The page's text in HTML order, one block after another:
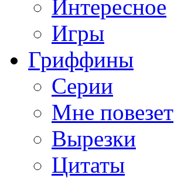
Интересное
Игры
Гриффины
Серии
Мне повезет
Вырезки
Цитаты